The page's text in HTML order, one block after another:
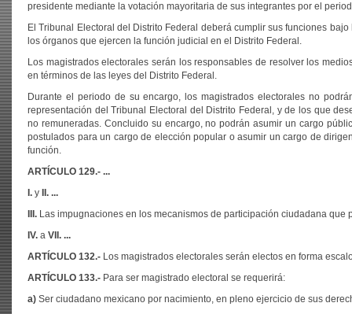
presidente mediante la votación mayoritaria de sus integrantes por el
El Tribunal Electoral del Distrito Federal deberá cumplir sus funciones
los órganos que ejercen la función judicial en el Distrito Federal.
Los magistrados electorales serán los responsables de resolver los
en términos de las leyes del Distrito Federal.
Durante el periodo de su encargo, los magistrados electorales no
representación del Tribunal Electoral del Distrito Federal, y de los que
no remuneradas. Concluido su encargo, no podrán asumir un cargo
postulados para un cargo de elección popular o asumir un cargo de
función.
ARTÍCULO 129.- ...
I. y II. ...
III. Las impugnaciones en los mecanismos de participación ciudadana que
IV. a VII. ...
ARTÍCULO 132.- Los magistrados electorales serán electos en forma
ARTÍCULO 133.- Para ser magistrado electoral se requerirá:
a) Ser ciudadano mexicano por nacimiento, en pleno ejercicio de sus